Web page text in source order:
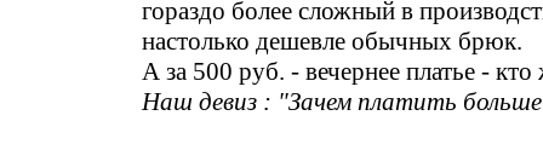
гораздо более сложный в
настолько дешевле обычных брюк.
А за 500 руб. - вечернее платье -
Наш девиз : "Зачем платить